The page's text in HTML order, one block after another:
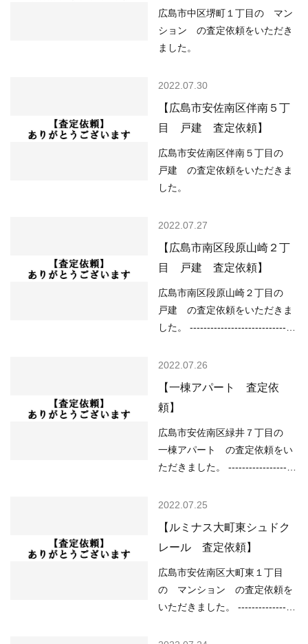
すので、 「不動産売却のやり方
によっては高く売却しやすい」
状況といってよいと思い…
（内水）該当なし （津波）該当
なし ----------------------------------
----------------------------------------
は、 ○住宅ローンが低金利で不
少なく、物件を探している人が
多い などの状況ですので、
「不動産売却のやり方によって
は高く売却しやすい」状況とい
ってよいと思います。 …
広島市中区堺町１丁目の マン
ション の査定依頼をいただき
ました。
2022.07.30
【広島市安佐南区伴南５丁
目 戸建 査定依頼】
広島市安佐南区伴南５丁目の
戸建 の査定依頼をいただきま
した。
2022.07.27
【広島市南区段原山崎２丁
目 戸建 査定依頼】
広島市南区段原山崎２丁目の
戸建 の査定依頼をいただきま
した。 -------------------------------
------ （用途地域）第二種住居地
害）該当なし （洪水）該当なし
（高潮）2m以上5m未満 （内
水）該当なし （津波）2.0m以
上3.0m未満 -------------------------
----------------------------------------
ついては、 ○住宅ローンが低金
物件が少なく、物件を探してい
る人が多い などの状況ですの
で、 「不動産売却のやり方によ
っては高く売却しやすい」状況
といってよいと思います。…
2022.07.26
【一棟アパート 査定依
頼】
広島市安佐南区緑井７丁目の
一棟アパート の査定依頼をい
ただきました。 --------------------
----------------- （用途地域）第二
接道無し （土砂災害）土砂災害
警戒区域 （洪水）該当なし
（高潮）該当なし （内水）該当
なし （津波）該当なし -----------
----------------------------------------
動産市況については、 ○住宅ロ
2022.07.25
【ルミナス大町東シュドク
レール 査定依頼】
広島市安佐南区大町東１丁目
の マンション の査定依頼を
いただきました。 -----------------
-------------------- （用途地域）第